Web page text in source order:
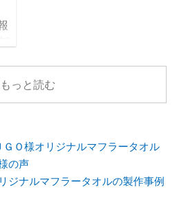
1.3 完成したタオルがこ
ちら2 お客様の声2.1 制
当者からの一言 フェイス
もっと読む
ＧＯ様オリジナルマフラータオル
の声
ジナルマフラータオルの製作事例